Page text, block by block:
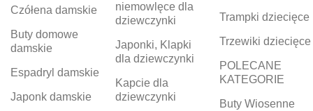
Czółena damskie
Buty domowe
damskie
Espadryl damskie
Japonk damskie
niemowlęce dla
dziewczynki
Japonki, Klapki
dla dziewczynki
Kapcie dla
dziewczynki
Trampki dziecięce
Trzewiki dziecięce
POLECANE
KATEGORIE
Buty Wiosenne